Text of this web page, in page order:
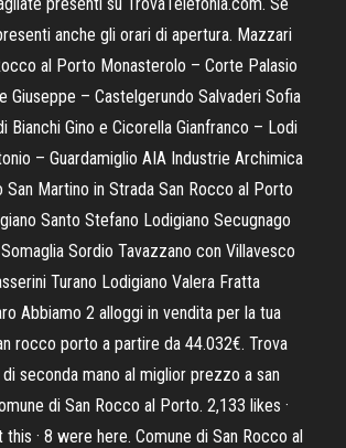
anche gli orari di apertura. Mazzari
al Porto Monasterolo – Corte Palasio
Giuseppe – Castelgerundo Salvaderi Sofia
Bianchi Gino e Cicorella Gianfranco – Lodi
– Guardamiglio AIA Industrie Archimica
San Martino in Strada San Rocco al Porto
Santo Stefano Lodigiano Secugnago
Sordio Tavazzano con Villavesco
Turano Lodigiano Valera Fratta
Abbiamo 2 alloggi in vendita per la tua
rocco porto a partire da 44.032€. Trova
seconda mano al miglior prezzo a san
di San Rocco al Porto. 2,133 likes ·
this · 8 were here. Comune di San Rocco al